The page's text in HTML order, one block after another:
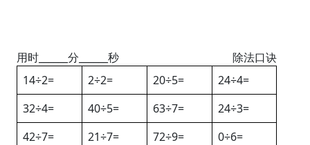
用时______分______秒
除法口诀
14÷2=
2÷2= 20÷5=
24÷4=
32÷4=
40÷5= 63÷7=
24÷3=
42÷7=
21÷7= 72÷9=
0÷6=